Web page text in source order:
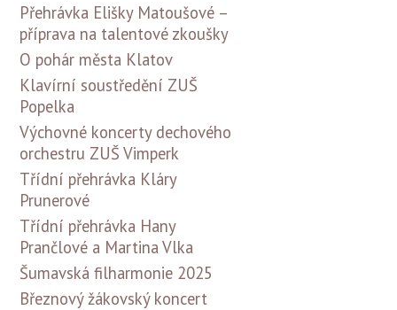
Přehrávka Elišky Matoušové –
příprava na talentové zkoušky
O pohár města Klatov
Klavírní soustředění ZUŠ
Popelka
Výchovné koncerty dechového
orchestru ZUŠ Vimperk
Třídní přehrávka Kláry
Prunerové
Třídní přehrávka Hany
Prančlové a Martina Vlka
Šumavská filharmonie 2025
Březnový žákovský koncert